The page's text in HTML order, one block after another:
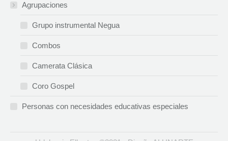
Agrupaciones
Grupo instrumental Negua
Combos
Camerata Clásica
Coro Gospel
Personas con necesidades educativas especiales